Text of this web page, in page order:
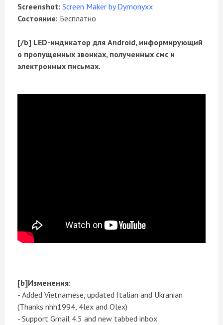
Screenshot: Screen Maker by Dymonyxx
Состояние: Бесплатно
[/b] LED-индикатор для Android, информирующий
о пропущенных звонках, полученных смс и
электронных письмах.
[b]Изменения:
- Added Vietnamese, updated Italian and Ukranian
(Thanks nhh1994, 4lex and Olex)
- Support Gmail 4.5 and new tabbed inbox